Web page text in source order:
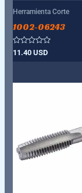
Herramienta Corte
1002-06243
Valorado
con
11.40USD